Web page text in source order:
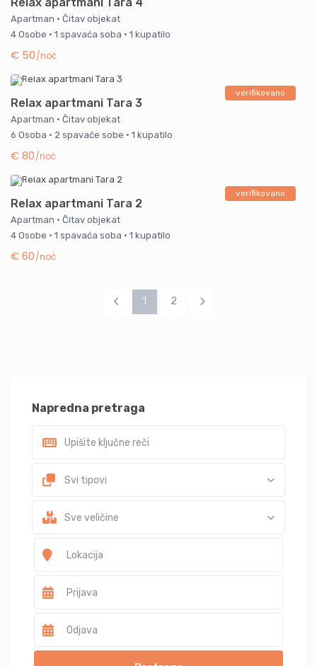
Apartman · Čitav objekat
4 Osobe · 1 spavaća soba · 1 kupatilo
€ 50/noć
verifikovano
Relax apartmani Tara 3
Apartman · Čitav objekat
6 Osoba · 2 spavaće sobe · 1 kupatilo
€ 80/noć
verifikovano
Relax apartmani Tara 2
Apartman · Čitav objekat
4 Osobe · 1 spavaća soba · 1 kupatilo
€ 60/noć
1 2
Napredna pretraga
Svi tipovi
Sve veličine